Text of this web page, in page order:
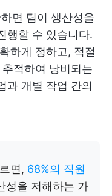
면 팀이 생산성을
행할 수 있습니다.
하게 정하고, 적절
적하여 낭비되는
과 개별 작업 간의
면, 68%의 직원
성을 저해하는 가